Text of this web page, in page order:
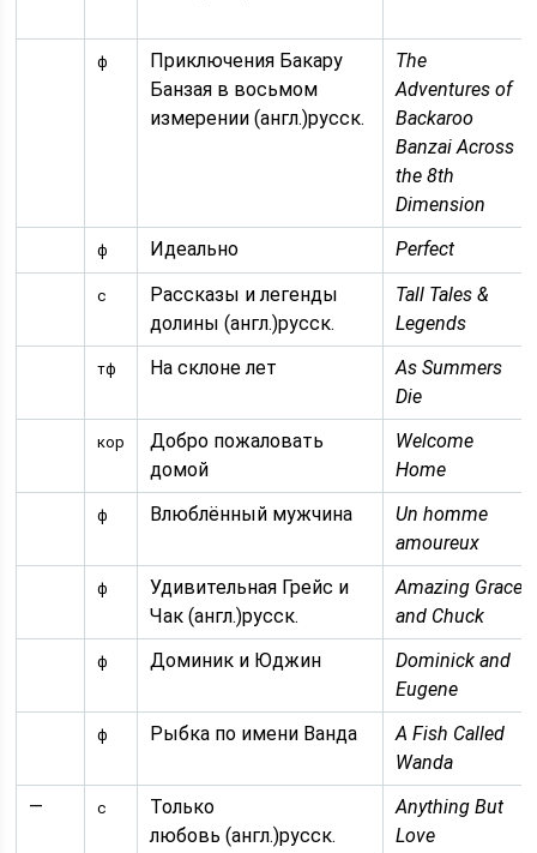
ф
Приключения Бакару
Банзая в восьмом
измерении (англ.)русск.
The
Adventures of
Backaroo
Banzai Across
the 8th
Dimension
ф Идеально Perfect
с
Рассказы и легенды
долины (англ.)русск.
Tall Tales &
Legends
тф На склоне лет
As Summers
Die
кор
Добро пожаловать
домой
Welcome
Home
ф Влюблённый мужчина
Un homme
amoureux
ф
Удивительная Грейс и
Чак (англ.)русск.
Amazing Grace
and Chuck
ф Доминик и Юджин
Dominick and
Eugene
ф Рыбка по имени Ванда
A Fish Called
Wanda
—
с
Только
любовь (англ.)русск.
Anything But
Love